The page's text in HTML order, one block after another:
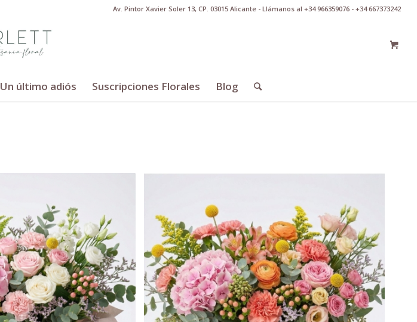
Av. Pintor Xavier Soler 13, CP. 03015 Alicante - Llámanos al +34 966359076 - +34 667373242
Un último adiós Suscripciones Florales Blog